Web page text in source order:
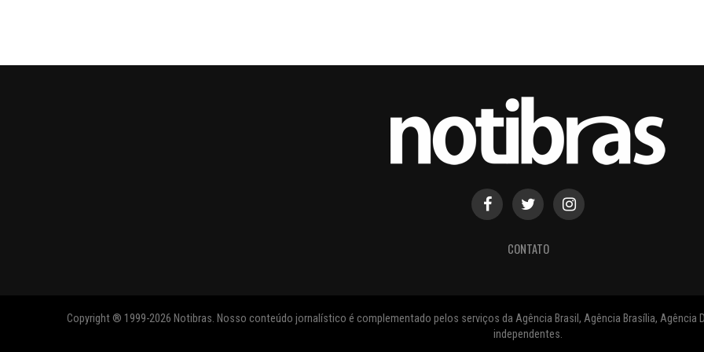
CONTATO
Copyright ® 1999-2026 Notibras. Nosso conteúdo jornalístico é complementado pelos serviços da Agência Brasil, Agência Brasília, Agência
independentes.